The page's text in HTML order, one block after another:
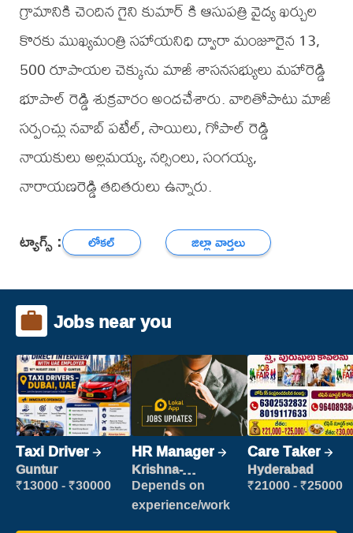
గ్రామానికి చెందిన గైని కుమార్ కి ఆసుపత్రి వైద్య ఖర్చుల
కొరకు ముఖ్యమంత్రి సహాయనిధి ద్వారా మంజూరైన 13,
500 రూపాయల చెక్కును మాజీ శాసనసభ్యులు మహారెడ్డి
భూపాల్ రెడ్డి శుక్రవారం అందచేశారు. వారితోపాటు మాజీ
సర్పంచ్లు నవాబ్ పటేల్, సాయిలు, గోపాల్ రెడ్డి
నాయకులు అల్లమయ్య, నర్సింలు, సంగయ్య,
నారాయణరెడ్డి తదితరులు ఉన్నారు.
ట్యాగ్స్ : లోకల్ జిల్లా వార్తలు
Jobs near you
Taxi Driver
Guntur
₹13000 - ₹30000
HR Manager
Krishna-
vijayawada
Depends on
experience/work
Care Taker
Hyderabad
₹21000 - ₹25000